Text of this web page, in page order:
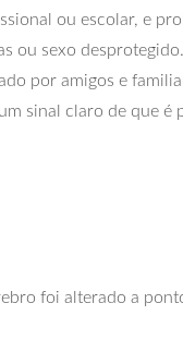
ou escolar, e
ou sexo desprotegido.
por amigos e
sinal claro de que é
foi alterado a